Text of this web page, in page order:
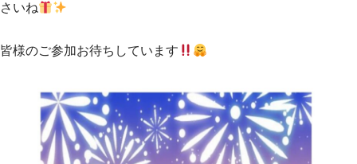
さいね
皆様のご参加お待ちしています